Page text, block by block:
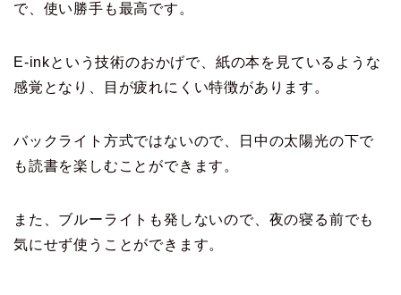
で、使い勝手も最高です。
E-inkという技術のおかげで、紙の本を見ているような
感覚となり、目が疲れにくい特徴があります。
バックライト方式ではないので、日中の太陽光の下で
も読書を楽しむことができます。
また、ブルーライトも発しないので、夜の寝る前でも
気にせず使うことができます。